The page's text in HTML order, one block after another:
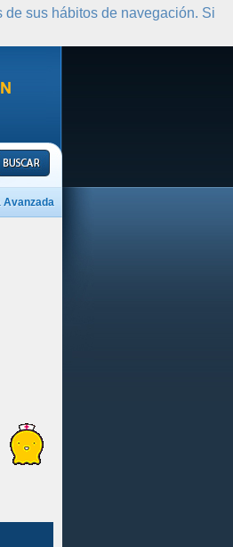
Avanzada
sus hábitos de navegación. Si